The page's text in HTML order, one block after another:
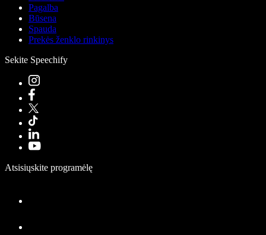
Pagalba
Būsena
Spauda
Prekės ženklo rinkinys
Sekite Speechify
Atsisiųskite programėlę